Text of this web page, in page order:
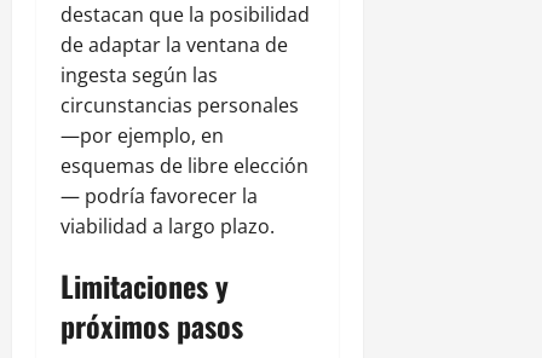
destacan que la posibilidad
de adaptar la ventana de
ingesta según las
circunstancias personales
—por ejemplo, en
esquemas de libre elección
— podría favorecer la
viabilidad a largo plazo.
Limitaciones y
próximos pasos